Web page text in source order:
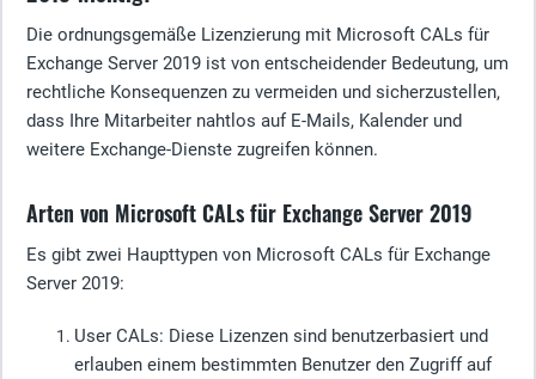
Die ordnungsgemäße Lizenzierung mit Microsoft CALs für
Exchange Server 2019 ist von entscheidender Bedeutung, um
rechtliche Konsequenzen zu vermeiden und sicherzustellen,
dass Ihre Mitarbeiter nahtlos auf E-Mails, Kalender und
weitere Exchange-Dienste zugreifen können.
Arten von Microsoft CALs für Exchange Server 2019
Es gibt zwei Haupttypen von Microsoft CALs für Exchange
Server 2019:
User CALs: Diese Lizenzen sind benutzerbasiert und
erlauben einem bestimmten Benutzer den Zugriff auf